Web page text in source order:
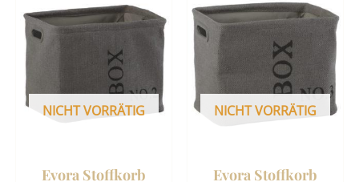
NICHT VORRÄTIG
Evora Stoffkorb
NICHT VORRÄTIG
Evora Stoffkorb